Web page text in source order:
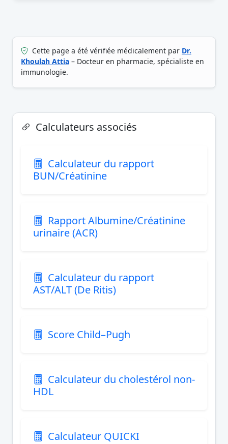
Cette page a été vérifiée médicalement par Dr.
Khoulah Attia – Docteur en pharmacie, spécialiste en
immunologie.
Calculateurs associés
Calculateur du rapport
BUN/Créatinine
Rapport Albumine/Créatinine
urinaire (ACR)
Calculateur du rapport
AST/ALT (De Ritis)
Score Child–Pugh
Calculateur du cholestérol non-
HDL
Calculateur QUICKI